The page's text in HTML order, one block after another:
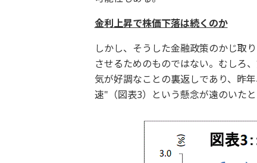
金利上昇で株価下落は続くのか
しかし、そうした金融政策のかじ取
させるためのものではない。むしろ
気が好調なことの裏返しであり、昨
速"（図表3）という懸念が遠のいた